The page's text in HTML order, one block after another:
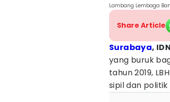
Lambang Lembaga
Share Article
Surabaya,
yang buruk
tahun 2019,
sipil dan